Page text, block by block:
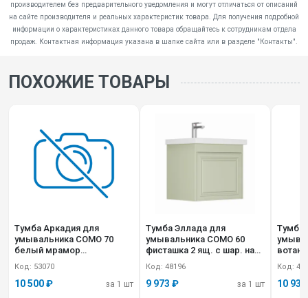
производителем без предварительного уведомления и могут отличаться от описаний
на сайте производителя и реальных характеристик товара. Для получения подробной
информации о характеристиках данного товара обращайтесь к сотрудникам отдела
продаж. Контактная информация указана в шапке сайта или в разделе "Контакты".
ПОХОЖИЕ ТОВАРЫ
Тумба Аркадия для
умывальника COMO 70
белый мрамор
Код: 53070
10 500 ₽ за 1 шт
Тумба Эллада для
умывальника СОМO 60
фисташка 2 ящ. с шар. нап.,
Код: 48196
9 973 ₽ за 1 шт
Тумба
вотан 2 ящ.
Код:
10